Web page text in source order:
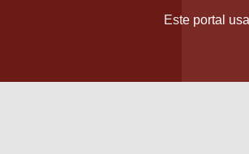
Este portal